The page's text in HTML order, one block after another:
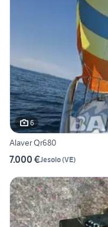
6
Alaver Qr680
7.000 €Jesolo(VE)